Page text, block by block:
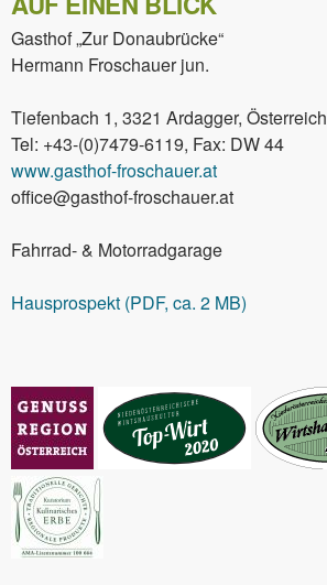
Gasthof „Zur Donaubrücke“
Hermann Froschauer jun.
Tiefenbach 1, 3321 Ardagger, Österreich
Tel: +43-(0)7479-6119, Fax: DW 44
www.gasthof-froschauer.at
office@gasthof-froschauer.at
Fahrrad- & Motorradgarage
Hausprospekt (PDF, ca. 2 MB)